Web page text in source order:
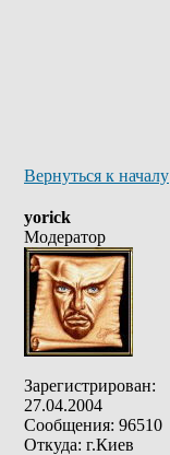
Вернуться к началу
yorick
Модератор
Зарегистрирован:
27.04.2004
Сообщения: 96510
Откуда: г.Киев